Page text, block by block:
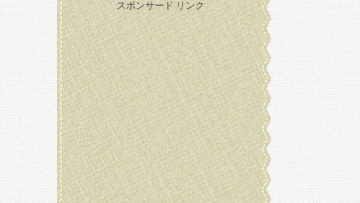
スポンサード リンク